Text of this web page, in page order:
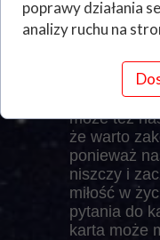
Owa karta
może to być
początek
informacja
zacząć
może też
że warto
ponieważ
niszczy i
miłość w
pytania do
karta może
poprawy działania
analizy ruchu na